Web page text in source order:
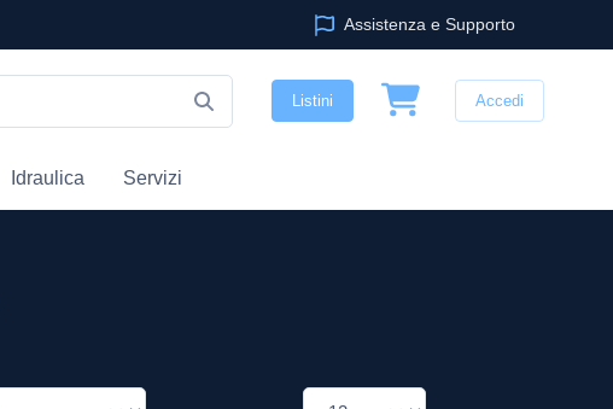
Assistenza e Supporto
Listini Accedi
Idraulica Servizi